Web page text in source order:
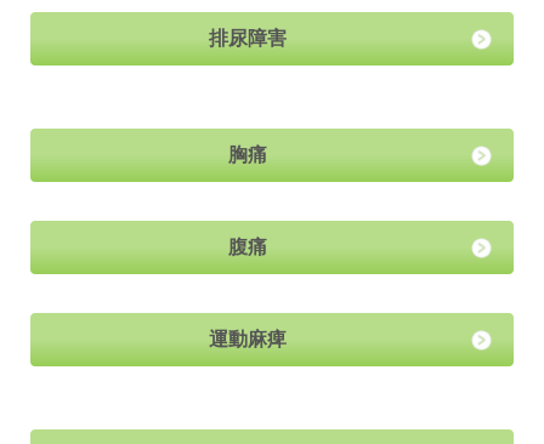
排尿障害
胸痛
腹痛
運動麻痺